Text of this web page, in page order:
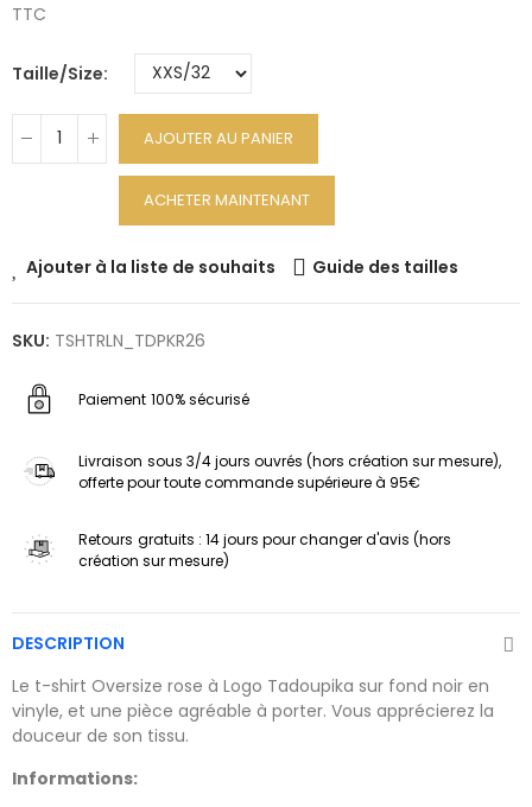
TTC
Taille/Size
AJOUTER AU PANIER
ACHETER MAINTENANT
Ajouter à la liste de souhaits Guide des tailles
SKU: TSHTRLN_TDPKR26
Paiement 100% sécurisé
Livraison sous 3/4 jours ouvrés (hors création sur mesure),
offerte pour toute commande supérieure à 95€
Retours gratuits : 14 jours pour changer d'avis (hors
création sur mesure)
DESCRIPTION
Le t-shirt Oversize rose à Logo Tadoupika sur fond noir en
vinyle, et une pièce agréable à porter. Vous apprécierez la
douceur de son tissu.
Informations: